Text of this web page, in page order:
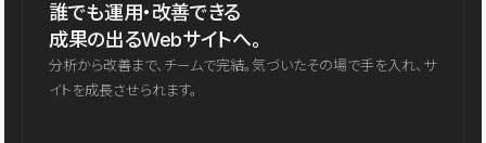
誰でも運用・改善できる
成果の出るWebサイトへ。
分析から改善まで、チームで完結。気づいたその場で手を入れ、サ
イトを成長させられます。